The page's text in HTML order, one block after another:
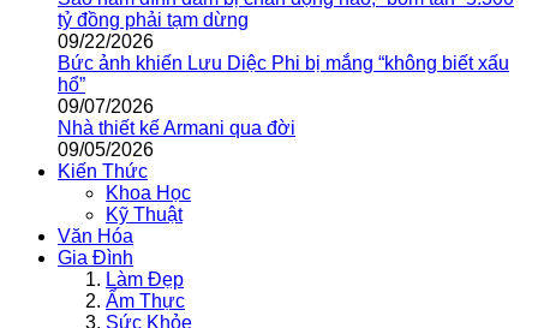
tỷ đồng phải tạm dừng
09/22/2026
Bức ảnh khiến Lưu Diệc Phi bị mắng “không biết xấu
hổ”
09/07/2026
Nhà thiết kế Armani qua đời
09/05/2026
Kiến Thức
Khoa Học
Kỹ Thuật
Văn Hóa
Gia Đình
Làm Đẹp
Ẩm Thực
Sức Khỏe